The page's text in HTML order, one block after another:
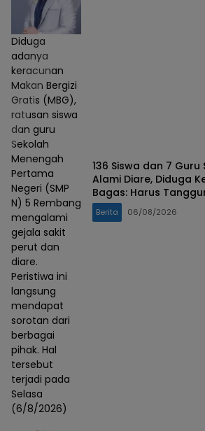
Diduga
adanya
keracunan
Makan Bergizi
Gratis (MBG),
ratusan siswa
dan guru
Sekolah
Menengah
Pertama
Negeri (SMP
N) 5 Rembang
mengalami
gejala sakit
perut dan
diare.
Peristiwa ini
langsung
mendapat
sorotan dari
berbagai
pihak. Hal
tersebut
terjadi pada
Selasa
(6/8/2026)
136 Siswa dan 7 Guru
Alami Diare, Diduga
Bagas: Harus
Berita 06/08/2026